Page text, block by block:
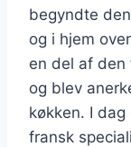
begyndte
og i hjem
en del af den
og blev
køkken. I
fransk